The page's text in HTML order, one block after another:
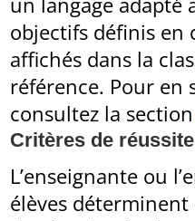
objectifs définis en
affichés dans la
référence. Pour en
consultez la
Critères de réussite
L’enseignante ou
élèves